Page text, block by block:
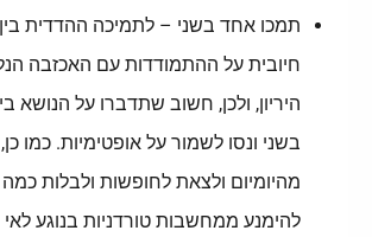
תמכו אחד בשני – לתמיכה ההדדית
חיובית על ההתמודדות עם האכזבה
היריון, ולכן, חשוב שתדברו על הנושא
בשני ונסו לשמור על אופטימיות. כמו
מהיומיום ולצאת לחופשות ולבלות
להימנע ממחשבות טורדניות בנוגע